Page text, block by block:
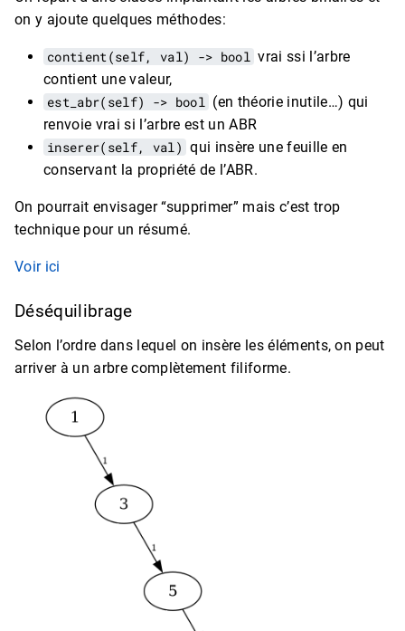
on y ajoute quelques méthodes:
contient(self, val) -> bool vrai ssi l’arbre
contient une valeur,
est_abr(self) -> bool (en théorie inutile…) qui
renvoie vrai si l’arbre est un ABR
inserer(self, val) qui insère une feuille en
conservant la propriété de l’ABR.
On pourrait envisager “supprimer” mais c’est trop
technique pour un résumé.
Voir ici
Déséquilibrage
Selon l’ordre dans lequel on insère les éléments, on peut
arriver à un arbre complètement filiforme.